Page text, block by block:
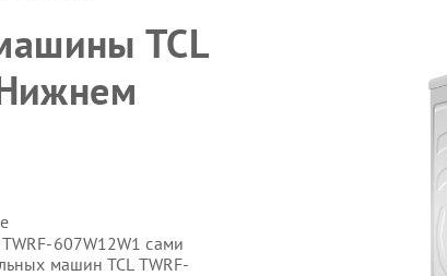
TCL
607W12W1 сами
машин TCL TWRF-